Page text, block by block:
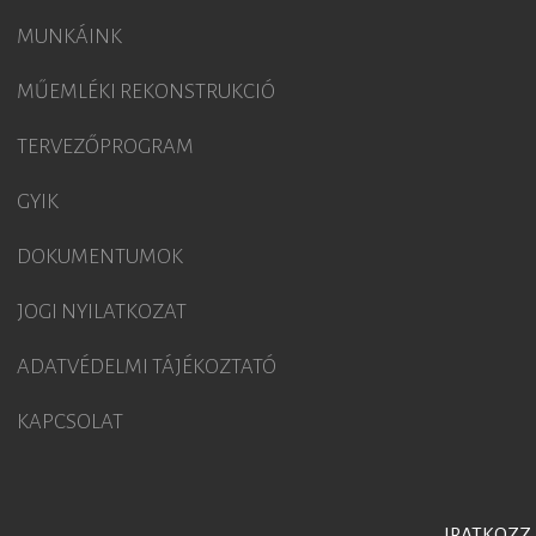
MUNKÁINK
MŰEMLÉKI REKONSTRUKCIÓ
TERVEZŐPROGRAM
GYIK
DOKUMENTUMOK
JOGI NYILATKOZAT
ADATVÉDELMI TÁJÉKOZTATÓ
KAPCSOLAT